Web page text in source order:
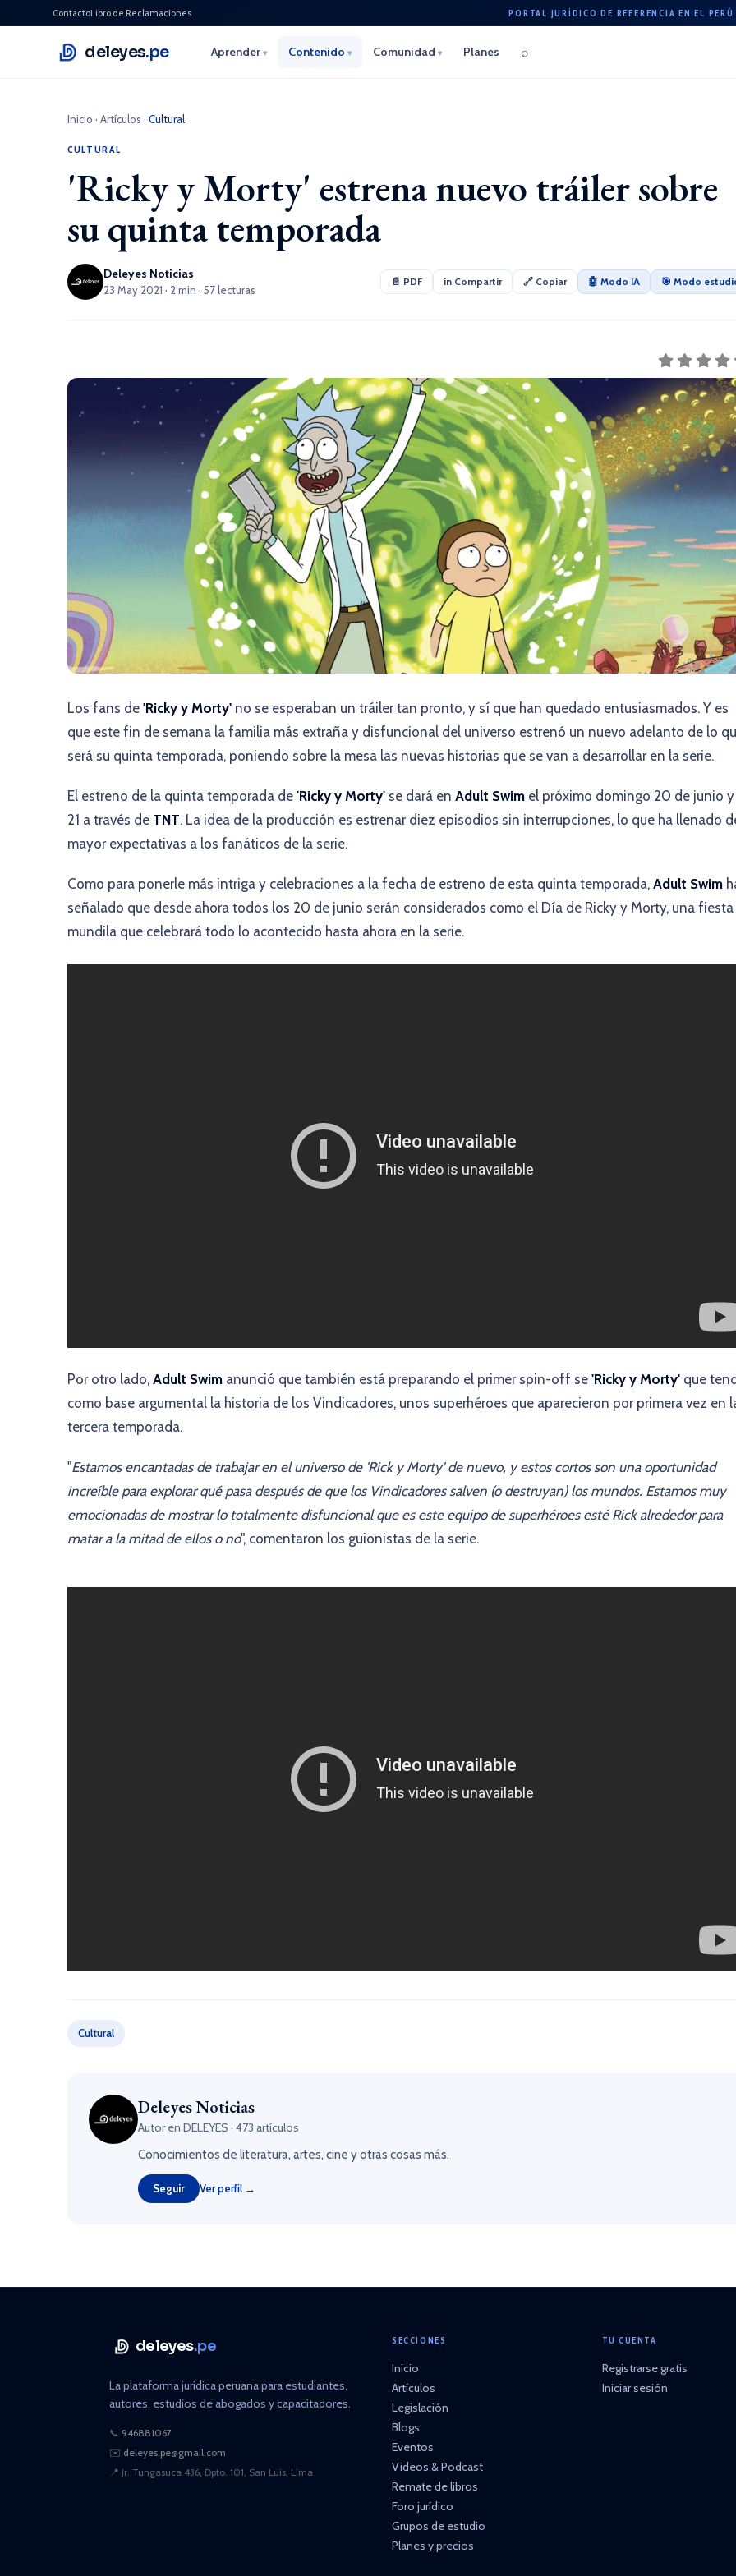
ContactoLibro de Reclamaciones PORTAL JURÍDICO DE REFERENCIA EN EL PERÚ
deleyes.pe Aprender ▾ Contenido ▾ Comunidad ▾ Planes ⌕
Inicio · Artículos · Cultural
CULTURAL
'Ricky y Morty' estrena nuevo tráiler sobre
su quinta temporada
Deleyes Noticias
23 May 2021 · 2 min · 57 lecturas
📄 PDF in Compartir 🔗 Copiar 🤖 Modo IA 🎯 Modo
Los fans de 'Ricky y Morty' no se esperaban un tráiler tan pronto, y sí que han quedado entusiasmados. Y es
que este fin de semana la familia más extraña y disfuncional del universo estrenó un nuevo adelanto de lo
será su quinta temporada, poniendo sobre la mesa las nuevas historias que se van a desarrollar en la serie.
El estreno de la quinta temporada de 'Ricky y Morty' se dará en Adult Swim el próximo domingo 20 de junio
21 a través de TNT. La idea de la producción es estrenar diez episodios sin interrupciones, lo que ha llenado
mayor expectativas a los fanáticos de la serie.
Como para ponerle más intriga y celebraciones a la fecha de estreno de esta quinta temporada, Adult Swim
señalado que desde ahora todos los 20 de junio serán considerados como el Día de Ricky y Morty, una fiesta
mundila que celebrará todo lo acontecido hasta ahora en la serie.
Por otro lado, Adult Swim anunció que también está preparando el primer spin-off se 'Ricky y Morty' que
como base argumental la historia de los Vindicadores, unos superhéroes que aparecieron por primera vez en
tercera temporada.
"Estamos encantadas de trabajar en el universo de 'Rick y Morty' de nuevo, y estos cortos son una oportunidad
increíble para explorar qué pasa después de que los Vindicadores salven (o destruyan) los mundos. Estamos muy
emocionadas de mostrar lo totalmente disfuncional que es este equipo de superhéroes esté Rick alrededor para
matar a la mitad de ellos o no", comentaron los guionistas de la serie.
Cultural
Deleyes Noticias
Autor en DELEYES · 473 artículos
Conocimientos de literatura, artes, cine y otras cosas más.
Seguir Ver perfil →
deleyes.pe
La plataforma jurídica peruana para estudiantes,
autores, estudios de abogados y capacitadores.
📞 946881067
✉️ deleyes.pe@gmail.com
📍 Jr. Tungasuca 436, Dpto. 101, San Luis, Lima
SECCIONES
Inicio
Artículos
Legislación
Blogs
Eventos
Videos & Podcast
Remate de libros
Foro jurídico
Grupos de estudio
Planes y precios
TU CUENTA
Registrarse gratis
Iniciar sesión